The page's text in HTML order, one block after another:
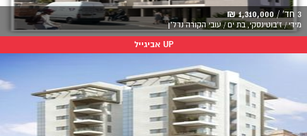
3 חד' / 1,310,000 ₪
מידי / ז'בוטינסקי, בת ים / עובי הקורה נדל"ן
UP אביגייל